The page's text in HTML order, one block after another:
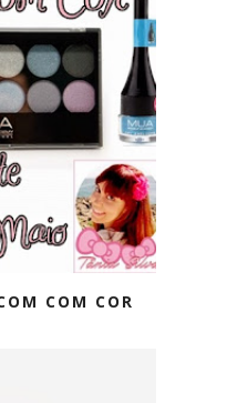
COM COR